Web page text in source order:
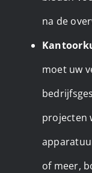
na de
moet uw
projecten
of meer,